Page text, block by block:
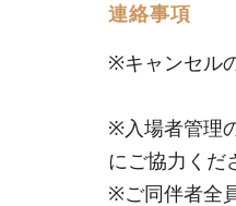
連絡事項
※キャンセル
※入場者管理
にご協力くだ
※ご同伴者全